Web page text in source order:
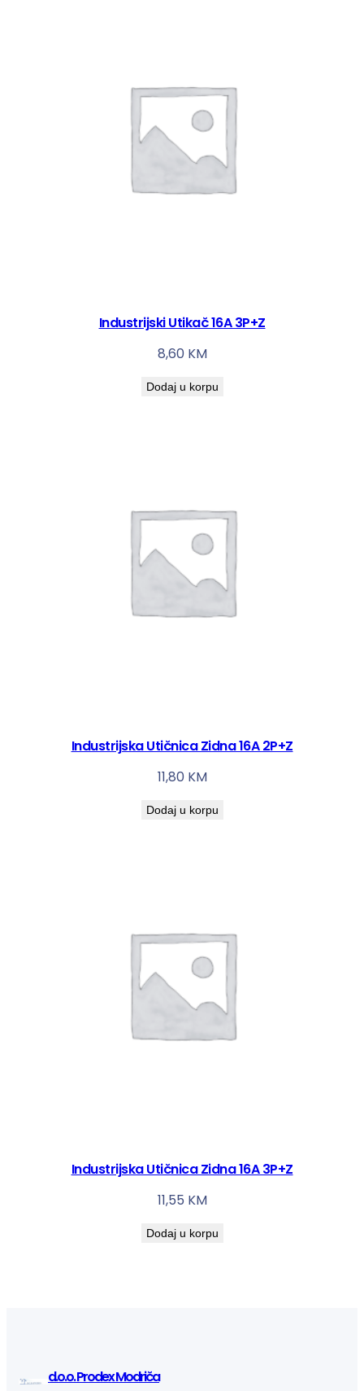
Industrijski Utikač 16A 3P+Z
8,60 KM
Dodaj u korpu
Industrijska Utičnica Zidna 16A 2P+Z
11,80 KM
Dodaj u korpu
Industrijska Utičnica Zidna 16A 3P+Z
11,55 KM
Dodaj u korpu
d.o.o. Prodex Modriča